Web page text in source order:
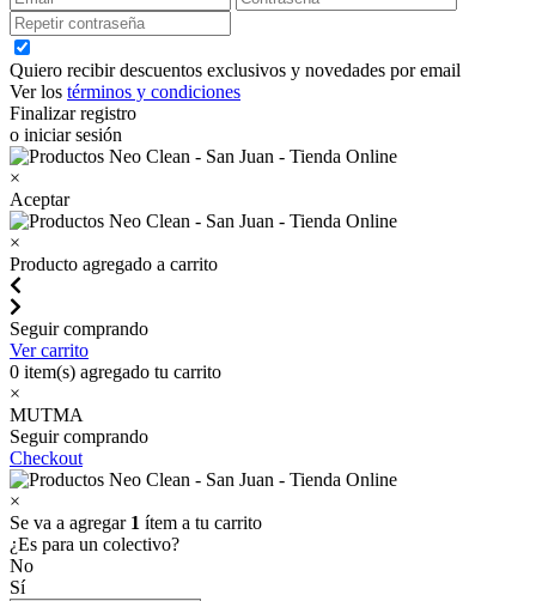
Quiero recibir descuentos exclusivos y novedades por email
Ver los términos y condiciones
Finalizar registro
o iniciar sesión
×
Aceptar
×
Producto agregado a carrito
Seguir comprando
Ver carrito
0 item(s) agregado tu carrito
×
MUTMA
Seguir comprando
Checkout
×
Se va a agregar 1 ítem a tu carrito
¿Es para un colectivo?
No
Sí